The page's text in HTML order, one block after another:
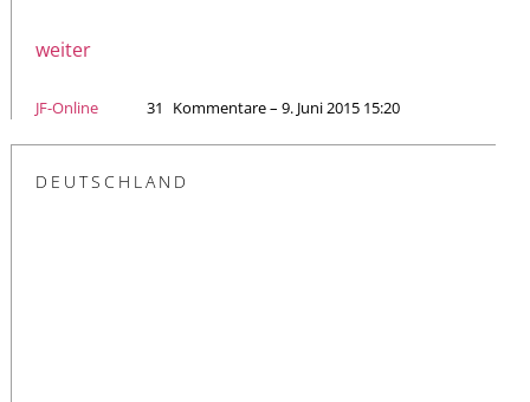
weiter
JF-Online 31 Kommentare – 9. Juni 2015 15:20
DEUTSCHLAND